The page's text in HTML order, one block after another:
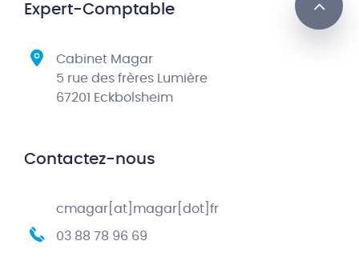
Expert-Comptable
Cabinet Magar
5 rue des frères Lumière
67201 Eckbolsheim
Contactez-nous
cmagar[at]magar[dot]fr
03 88 78 96 69